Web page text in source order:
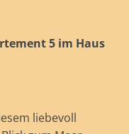
5 im Haus
liebevoll